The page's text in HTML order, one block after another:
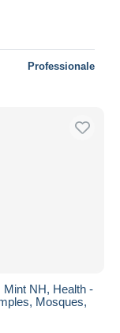
Professionale
Mint NH, Health -
Mosques,